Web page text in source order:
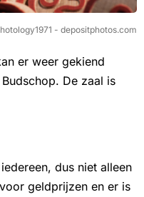
- depositphotos.com
er weer gekiend
De zaal is
dus niet alleen
geldprijzen en er is